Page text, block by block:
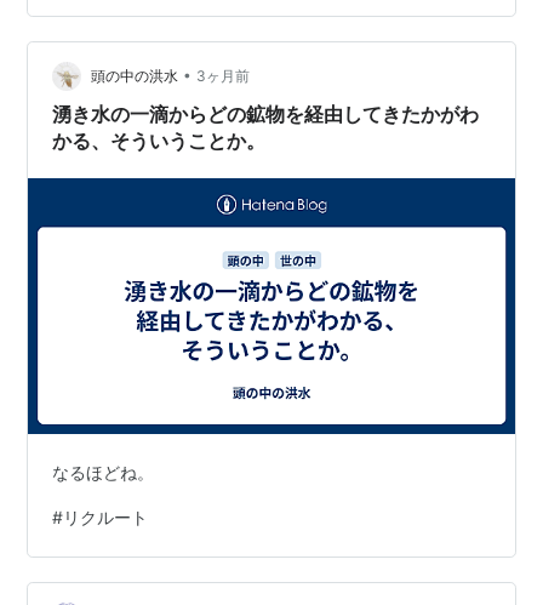
なかなかいいかも！」 これはと思う企業には積極的に応
募し、書類選考の結果を待っていましたが、3・4日経つ
と「不採用」の通知がチラホラ来るようになりました。
「なんだよ…
頭の中の洪水 • 3ヶ月前
湧き水の一滴からどの鉱物を経由してきたかがわ
かる、そういうことか。
なるほどね。
#リクルート